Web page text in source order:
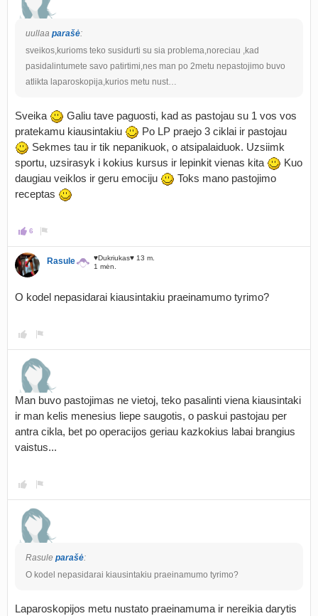
uullaa parašė:
sveikos,kurioms teko susidurti su sia problema,noreciau ,kad
pasidalintumete savo patirtimi,nes man po 2metu nepastojimo buvo
atlikta laparoskopija,kurios metu nust…
Sveika
Galiu tave paguosti, kad as pastojau su 1 vos vos
pratekamu kiausintakiu
Po LP praejo 3 ciklai ir pastojau
Sekmes tau ir tik nepanikuok, o atsipalaiduok. Uzsiimk
sportu, uzsirasyk i kokius kursus ir lepinkit vienas kita
Kuo
daugiau veiklos ir geru emociju
Toks mano pastojimo
receptas
6
Rasule
♥Dukriukas♥ 13 m.
1 mėn.
O kodel nepasidarai kiausintakiu praeinamumo tyrimo?
Man buvo pastojimas ne vietoj, teko pasalinti viena kiausintaki
ir man kelis menesius liepe saugotis, o paskui pastojau per
antra cikla, bet po operacijos geriau kazkokius labai brangius
vaistus...
Rasule parašė:
O kodel nepasidarai kiausintakiu praeinamumo tyrimo?
Laparoskopijos metu nustato praeinamuma ir nereikia darytis